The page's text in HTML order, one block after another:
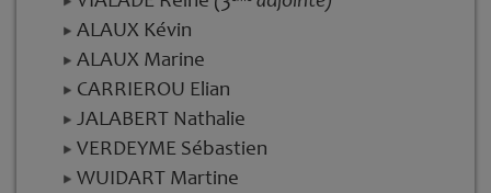
ALAUX Kévin
ALAUX Marine
CARRIEROU Elian
JALABERT Nathalie
VERDEYME Sébastien
WUIDART Martine